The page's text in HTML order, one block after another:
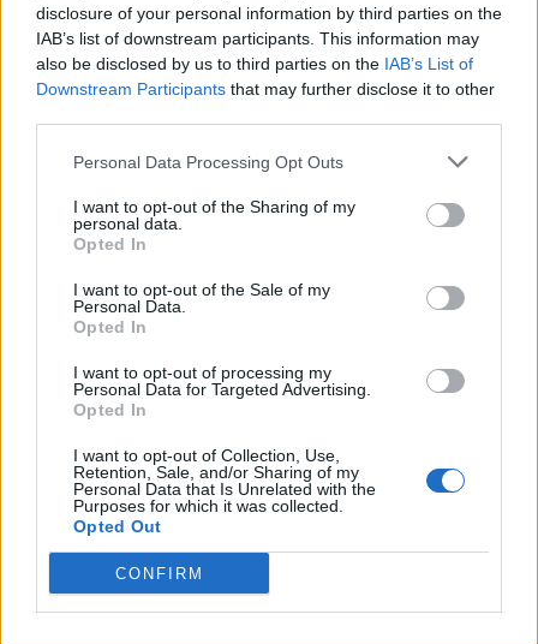
disclosure of your personal information by third parties on the
IAB’s list of downstream participants. This information may
also be disclosed by us to third parties on the IAB’s List of
Downstream Participants that may further disclose it to other
Personal Data Processing Opt Outs
I want to opt-out of the Sharing of my
personal data.
Opted In
I want to opt-out of the Sale of my
Personal Data.
Opted In
I want to opt-out of processing my
Personal Data for Targeted Advertising.
Opted In
I want to opt-out of Collection, Use,
Retention, Sale, and/or Sharing of my
Personal Data that Is Unrelated with the
Purposes for which it was collected.
Opted Out
CONFIRM